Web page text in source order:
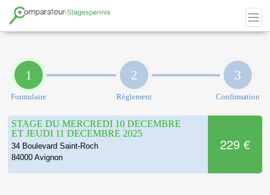
1
Formulaire
2
Règlement
3
Confirmation
STAGE DU MERCREDI 10 DECEMBRE
ET JEUDI 11 DECEMBRE 2025
34 Boulevard Saint-Roch
84000 Avignon
229 €